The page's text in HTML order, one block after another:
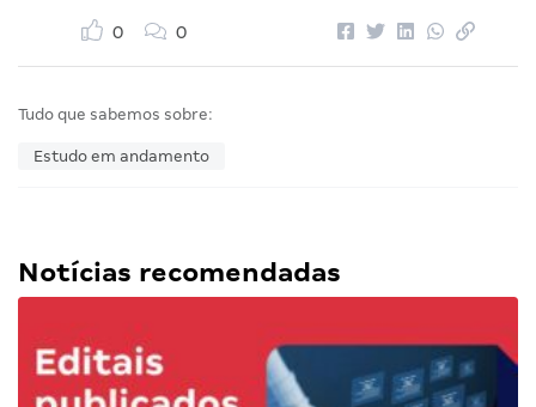
0 0
Tudo que sabemos sobre:
Estudo em andamento
Notícias recomendadas